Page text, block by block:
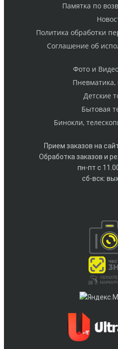
Памятка по
Политика обработки
Cоглашение об
Фото и
Детские
Бытовая
Бинокли,
Прием заказов на
Обработка заказов и
пн-пт с
сб-вск: